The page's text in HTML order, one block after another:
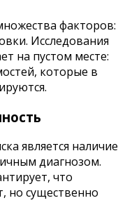
факторов:
Исследования
на пустом месте:
которые в
является наличие
диагнозом.
что
но существенно